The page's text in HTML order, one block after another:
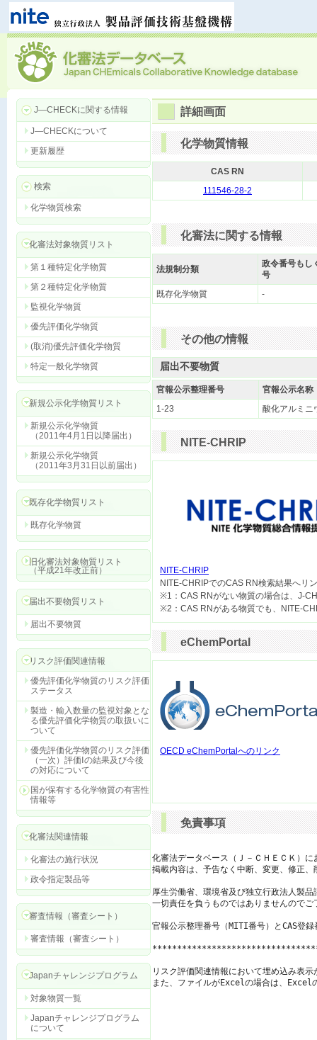
J―CHECKに関する情報
J―CHECKについて
更新履歴
検索
化学物質検索
化審法対象物質リスト
第１種特定化学物質
第２種特定化学物質
監視化学物質
優先評価化学物質
(取消)優先評価化学物質
特定一般化学物質
新規公示化学物質リスト
新規公示化学物質
（2011年4月1日以降届出）
新規公示化学物質
（2011年3月31日以前届出）
既存化学物質リスト
既存化学物質
旧化審法対象物質リスト
（平成21年改正前）
届出不要物質リスト
届出不要物質
リスク評価関連情報
優先評価化学物質のリスク評価
ステータス
製造・輸入数量の監視対象とな
る優先評価化学物質の取扱いに
ついて
優先評価化学物質のリスク評価
（一次）評価Ⅰの結果及び今後
の対応について
国が保有する化学物質の有害性
情報等
化審法関連情報
化審法の施行状況
政令指定製品等
審査情報（審査シート）
審査情報（審査シート）
Japanチャレンジプログラム
対象物質一覧
Japanチャレンジプログラム
について
詳細画面
化学物質情報
CAS RN
111546-28-2
化審法に関する情報
法規制分類
政令番号もし
号
既存化学物質
-
その他の情報
届出不要物質
官報公示整理番号
官報公示名称
1-23
酸化アルミニ
NITE-CHRIP
NITE-CHRIP
NITE-CHRIPでのCAS RN検索結果へリ
※1：CAS RNがない物質の場合は、J-
eChemPortal
OECD eChemPortalへのリンク
免責事項
化審法データベース（Ｊ－ＣＨＥＣＫ）
掲載内容は、予告なく中断、変更、修正
厚生労働省、環境省及び独立行政法人製
一切責任を負うものではありませんのでご
官報公示整理番号（MITI番号）とCAS登
リスク評価関連情報において埋め込み表
また、ファイルがExcelの場合は、Excel